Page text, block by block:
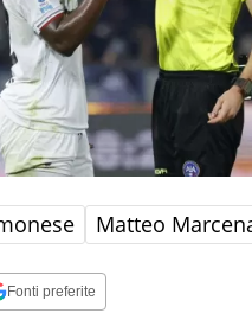
Matteo
Fonti preferite